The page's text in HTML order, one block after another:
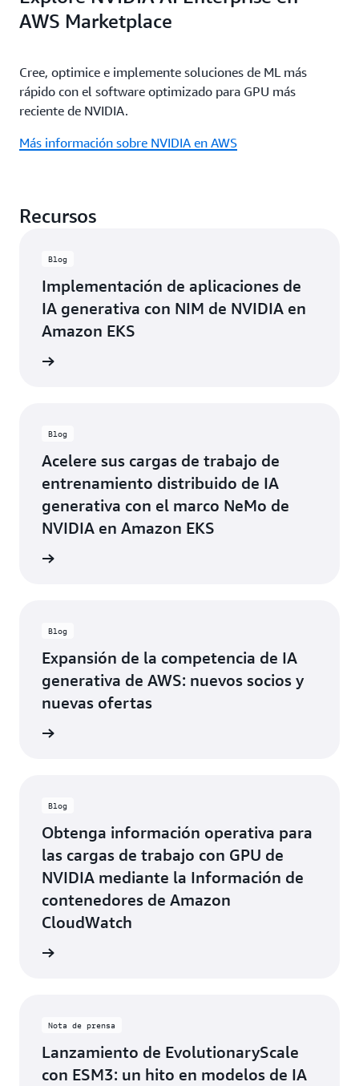
AWS Marketplace
Cree, optimice e implemente soluciones de ML más
rápido con el software optimizado para GPU más
reciente de NVIDIA.
Más información sobre NVIDIA en AWS
Recursos
Blog
Implementación de aplicaciones de
IA generativa con NIM de NVIDIA en
Amazon EKS
Blog
Acelere sus cargas de trabajo de
entrenamiento distribuido de IA
generativa con el marco NeMo de
NVIDIA en Amazon EKS
Blog
Expansión de la competencia de IA
generativa de AWS: nuevos socios y
nuevas ofertas
Blog
Obtenga información operativa para
las cargas de trabajo con GPU de
NVIDIA mediante la Información de
contenedores de Amazon
CloudWatch
Nota de prensa
Lanzamiento de EvolutionaryScale
con ESM3: un hito en modelos de IA